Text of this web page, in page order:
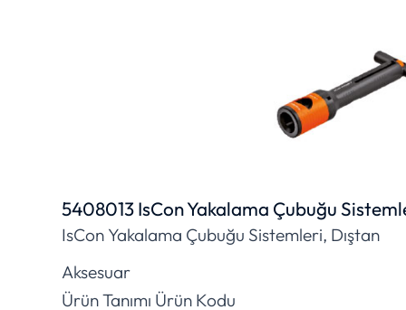
5408013 IsCon Yakalama Çubuğu
IsCon Yakalama Çubuğu Sistemleri, Dıştan
Aksesuar
Ürün Tanımı Ürün Kodu